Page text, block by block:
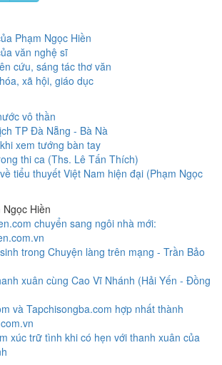
Phạm Ngọc Hiền
văn nghệ sĩ
cứu, sáng tác thơ văn
xã hội, giáo dục
vô thần
TP Đà Nẵng - Bà Nà
xem tướng bàn tay
thi ca (Ths. Lê Tấn Thích)
tiểu thuyết Việt Nam hiện đại (Phạm Ngọc
Hiền
chuyển sang ngôi nhà mới:
trong Chuyện làng trên mạng - Trần Bảo
xuân cùng Cao Vĩ Nhánh (Hải Yến - Đồng
và Tapchisongba.com hợp nhất thành
xúc trữ tình khi có hẹn với thanh xuân của